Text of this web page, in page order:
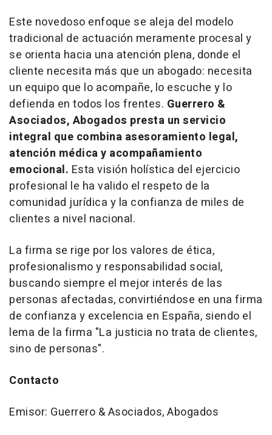
Este novedoso enfoque se aleja del modelo
tradicional de actuación meramente procesal y
se orienta hacia una atención plena, donde el
cliente necesita más que un abogado: necesita
un equipo que lo acompañe, lo escuche y lo
defienda en todos los frentes. Guerrero &
Asociados, Abogados presta un servicio
integral que combina asesoramiento legal,
atención médica y acompañamiento
emocional. Esta visión holística del ejercicio
profesional le ha valido el respeto de la
comunidad jurídica y la confianza de miles de
clientes a nivel nacional.
La firma se rige por los valores de ética,
profesionalismo y responsabilidad social,
buscando siempre el mejor interés de las
personas afectadas, convirtiéndose en una firma
de confianza y excelencia en España, siendo el
lema de la firma "La justicia no trata de clientes,
sino de personas".
Contacto
Emisor: Guerrero & Asociados, Abogados